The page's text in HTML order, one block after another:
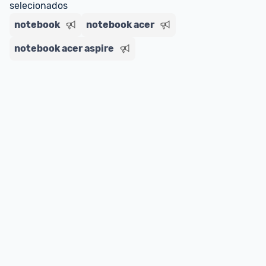
selecionados
notebook
notebook acer
notebook acer aspire